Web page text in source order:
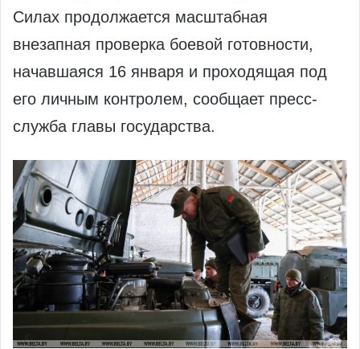
Силах продолжается масштабная
внезапная проверка боевой готовности,
начавшаяся 16 января и проходящая под
его личным контролем, сообщает пресс-
служба главы государства.